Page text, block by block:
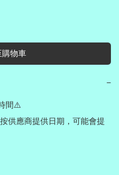
購物車
−
間⚠️
供應商提供日期，可能會提